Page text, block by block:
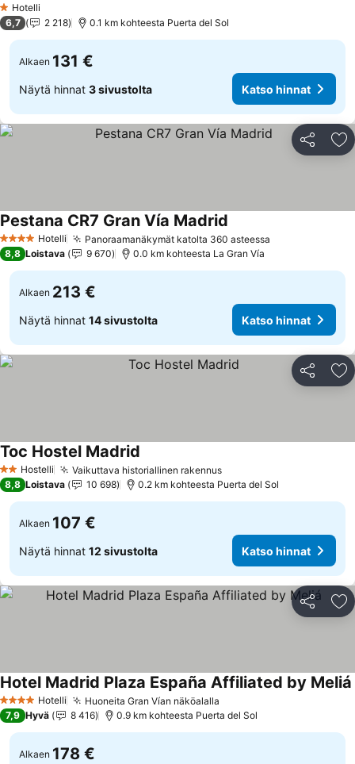
1 Tähtiluokitus
Hotelli
6,7 2 218 0.1 km kohteesta Puerta del Sol
Alkaen 131 €
Näytä hinnat 3 sivustolta Katso hinnat
Jaa
4 Tähtiluokitus
Hotelli Panoraamanäkymät katolta 360 asteessa
Pestana CR7 Gran Vía Madrid
8,8 Loistava 9 670 0.0 km kohteesta La Gran Vía
Alkaen 213 €
Näytä hinnat 14 sivustolta Katso hinnat
Jaa
2 Tähtiluokitus
Hostelli Vaikuttava historiallinen rakennusKatso hinnat
Toc Hostel Madrid
8,8 Loistava 10 698 0.2 km kohteesta Puerta del Sol
Alkaen 107 €
Näytä hinnat 12 sivustolta Katso hinnat
Jaa
4 Tähtiluokitus
Hotelli Huoneita Gran Vían näköalalla
Hotel Madrid Plaza España Affiliated by Meliá
7,9 Hyvä 8 416 0.9 km kohteesta Puerta del Sol
Alkaen 178 €